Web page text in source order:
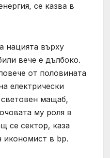
се казва в
нацията върху
вече е дълбоко.
от половината
електрически
мащаб,
му роля в
се сектор, каза
икономист в bp.